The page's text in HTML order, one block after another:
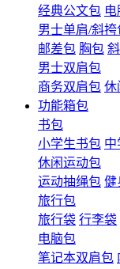
经典公文包
男士单肩/斜挎
邮差包 胸包
男士双肩包
商务双肩包 休
功能箱包
书包
小学生书包 中
休闲运动包
运动抽绳包 健
旅行包
旅行袋 行李袋
电脑包
笔记本双肩包